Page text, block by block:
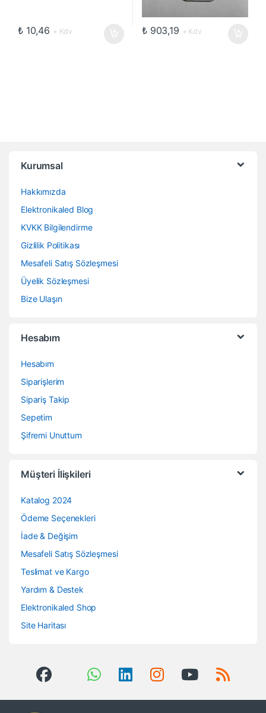
₺10,46 + Kdv ₺903,19 + Kdv
Kurumsal
Hakkımızda
Elektronikaled Blog
KVKK Bilgilendirme
Gizlilik Politikası
Mesafeli Satış Sözleşmesi
Üyelik Sözleşmesi
Bize Ulaşın
Hesabım
Hesabım
Siparişlerim
Sipariş Takip
Sepetim
Şifremi Unuttum
Müşteri İlişkileri
Katalog 2024
Ödeme Seçenekleri
İade & Değişim
Mesafeli Satış Sözleşmesi
Teslimat ve Kargo
Yardım & Destek
Elektronikaled Shop
Site Haritası